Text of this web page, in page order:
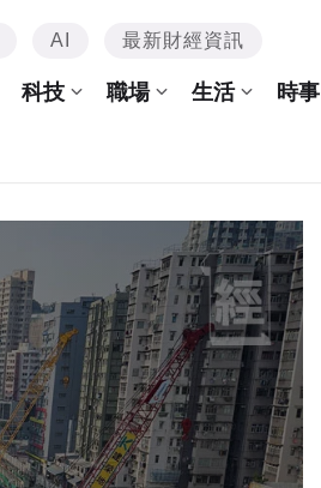
AI 最新財經資訊
科技 職場 生活 時事